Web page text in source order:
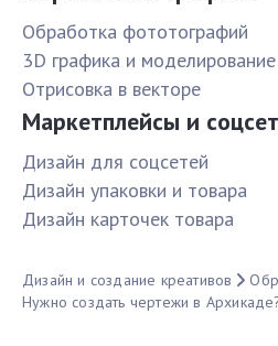
Обработка фототографий
3D графика и моделирование
Отрисовка в векторе
Маркетплейсы и
Дизайн для соцсетей
Дизайн упаковки и товара
Дизайн карточек товара
Дизайн и создание креативов
Нужно создать чертежи в